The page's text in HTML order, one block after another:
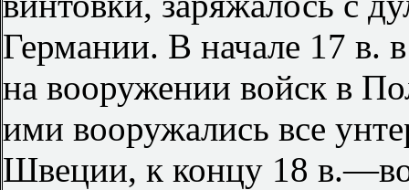
Германии. В начале 17 в.
на вооружении войск в
ими вооружались все
Швеции, к концу 18